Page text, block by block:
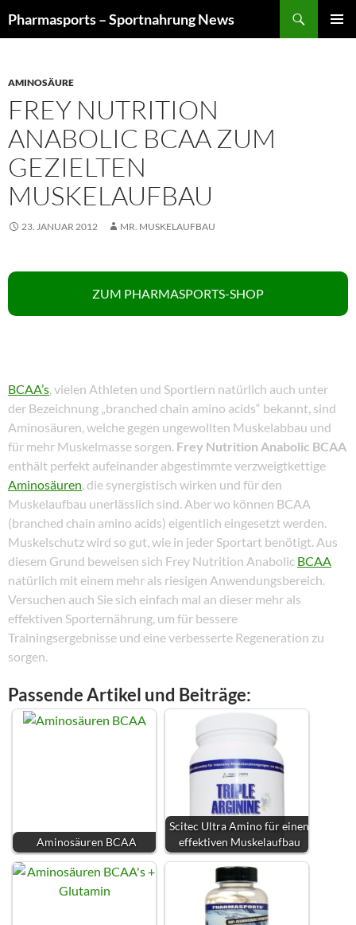
Inhalt
Pharmasports – Sportnahrung News
AMINOSÄURE
FREY NUTRITION
ANABOLIC BCAA ZUM
GEZIELTEN
MUSKELAUFBAU
23. JANUAR 2012 MR. MUSKELAUFBAU
ZUM PHARMASPORTS-SHOP
BCAA’s, vielen Athleten und Sportlern natürlich auch unter
der Bezeichnung „branched chain amino acids“ bekannt, sind
Aminosäuren, welche gegen ungewollten Muskelabbau und
für mehr Muskelmasse sorgen. Frey Nutrition Anabolic BCAA
enthält perfekt aufeinander abgestimmte verzweigtkettige
Aminosäuren, die synergistisch wirken und für den
Muskelaufbau unerlässlich sind. Aber wo können BCAA
(branched chain amino acids) eigentlich eingesetzt werden.
Muskelschutz wird so gut, wie in jeder Sportart benötigt. Aus
diesem Grund beweisen sich Frey Nutrition Anabolic BCAA
natürlich mit einem mehr als riesigen Anwendungsbereich.
Versuchen auch Sie sich einfach mal an dieser mehr als
effektiven Sporternährung, um für bessere
Trainingsergebnisse und eine verbesserte Regeneration zu
sorgen.
Passende Artikel und Beiträge:
Aminosäuren BCAA
Scitec Ultra Amino für einen
effektiven Muskelaufbau